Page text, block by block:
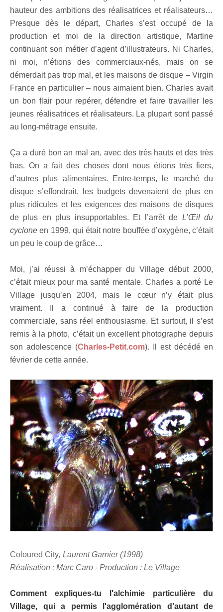
hauteur des ambitions des réalisatrices et réalisateurs…
Presque dès le départ, Charles s’est occupé de la
production et moi de la direction artistique, Martine
continuant son métier d’agent d’illustrateurs. Ni Charles,
ni moi, n’étions des commerciaux-nés, mais on se
démerdait pas trop mal, et les maisons de disque – Virgin
France en particulier – nous aimaient bien. Charles avait
un bon flair pour repérer, défendre et faire travailler les
jeunes réalisatrices et réalisateurs. La plupart sont passé
au long-métrage ensuite.
Ça a duré bon an mal an, avec des très hauts et des très
bas. On a fait des choses dont nous étions très fiers,
d’autres plus alimentaires. Entre-temps, le marché du
disque s’effondrait, les budgets devenaient de plus en
plus ridicules et les exigences des maisons de disques
de plus en plus insupportables. Et l’arrêt de L’Œil du
cyclone en 1999, qui était notre bouffée d’oxygène, c’était
un peu le coup de grâce…
Moi, j’ai réussi à m’échapper du Village début 2000,
c’était mieux pour ma santé mentale. Charles a porté Le
Village jusqu’en 2004, mais le cœur n’y était plus
vraiment. Il a continué à faire de la production
commerciale, sans réel enthousiasme. Et surtout, il s’est
remis à la photo, c’était un excellent photographe depuis
son adolescence (Charles-Petit.com). Il est décédé en
février de cette année.
Coloured City, Laurent Garnier (1998)
Réalisation : Marc Caro - Production : Le Village
Comment expliques-tu l'alchimie particulière du
Village, qui a permis l'agglomération d'autant de